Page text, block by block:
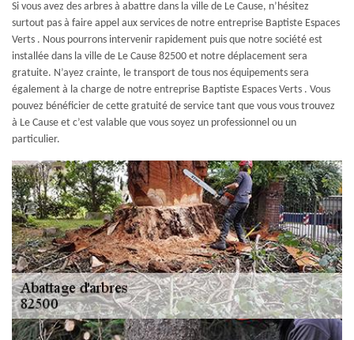
Si vous avez des arbres à abattre dans la ville de Le Cause, n’hésitez
surtout pas à faire appel aux services de notre entreprise Baptiste Espaces
Verts . Nous pourrons intervenir rapidement puis que notre société est
installée dans la ville de Le Cause 82500 et notre déplacement sera
gratuite. N’ayez crainte, le transport de tous nos équipements sera
également à la charge de notre entreprise Baptiste Espaces Verts . Vous
pouvez bénéficier de cette gratuité de service tant que vous vous trouvez
à Le Cause et c’est valable que vous soyez un professionnel ou un
particulier.